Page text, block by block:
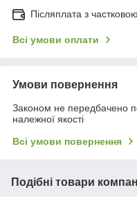
Післяплата з
Всі умови оплати
Умови повернення
Законом не передбачено
належної якості
Всі умови повернення
Подібні товари